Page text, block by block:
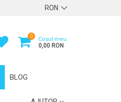
0 Cosul meu
0,00 RON
BLOG